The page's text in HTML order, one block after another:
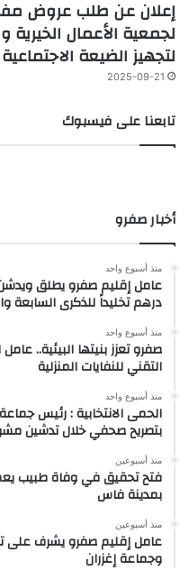
لجمعية الأعمال
لتجهيز الضيعة
2025-09-21
تابعنا على فيسبوك
أخبار صفرو
منذ أسبوع واحد
درهم تخليداً للذكرى السابعة
منذ أسبوع واحد
صفرو تعزز بنيتها البيئية..
التقني للنفايات المنزلية
منذ أسبوع واحد
الحمى الانتخابية : رئيس
بتصريح صحفي خلال تدشين
منذ أسبوعين
فتح تحقيق في وفاة طبيب
بمدينة فاس
منذ أسبوعين
عامل إقليم صفرو يشرف على
وجماعة إغزران